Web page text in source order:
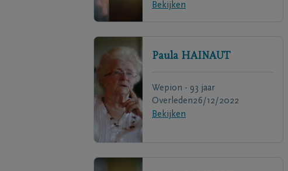
Bekijken
Paula HAINAUT
Wepion - 93 jaar
Overleden26/12/2022
Bekijken